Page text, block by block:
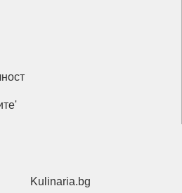
Kulinaria.bg